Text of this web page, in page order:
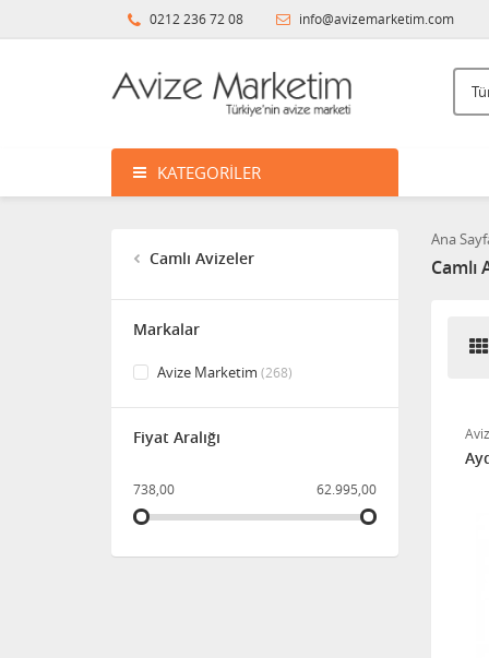
0212 236 72 08 info@avizemarketim.com
KATEGORILER
Camlı Avizeler
Markalar
Avize Marketim (268)
Fiyat Aralığı
738,00 62.995,00
Ana
Camlı